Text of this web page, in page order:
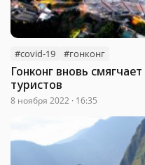
#covid-19 #гонконг
Гонконг вновь
туристов
8 ноября 2022 · 16:35